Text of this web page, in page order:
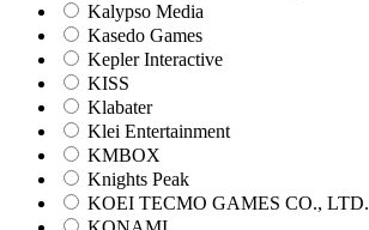
Kalypso Media
Kasedo Games
Kepler Interactive
KISS
Klabater
Klei Entertainment
KMBOX
Knights Peak
KOEI TECMO GAMES CO., LTD.